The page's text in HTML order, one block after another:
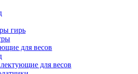
гирь
для весов
для весов